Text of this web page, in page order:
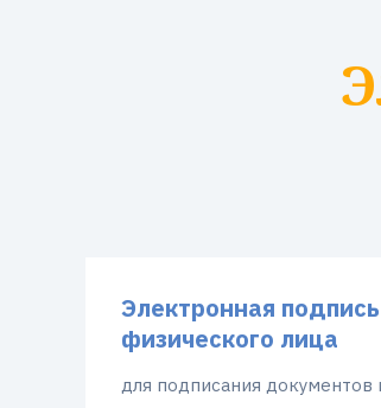
Электронная
физического лица
для подписания документов